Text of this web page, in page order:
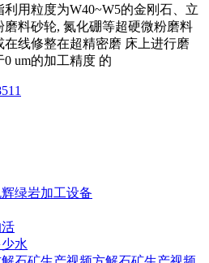
用粒度为W40~W5的金刚石、立
料砂轮, 氮化硼等超硬微粉磨料
线修整在超精密磨 床上进行磨
um的加工精度 的
绿岩加工设备
水